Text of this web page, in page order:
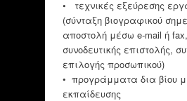
• τεχνικές εξεύρεσης
(σύνταξη βιογραφικού
αποστολή μέσω e-mail ή
συνοδευτικής επιστολής,
επιλογής προσωπικού)
• προγράμματα δια βίου
εκπαίδευσης